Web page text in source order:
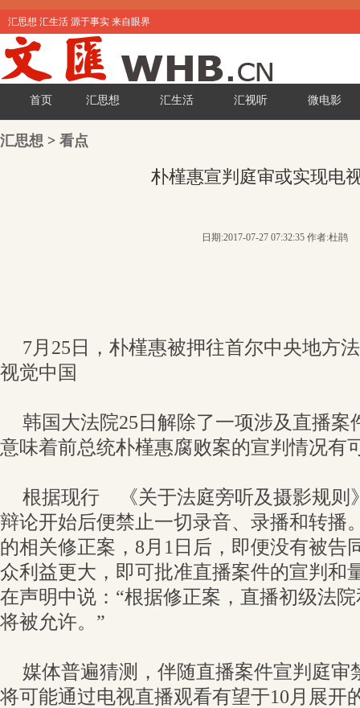
汇思想 汇生活 源于事实 来自眼界
首页 汇思想 汇生活 汇视听 微电影
汇思想 > 看点
朴槿惠宣判庭审或实现电
日期:2017-07-27 07:32:35 作者:杜鹃
7月25日，朴槿惠被押往首尔中央地方
视觉中国
韩国大法院25日解除了一项涉及直播案
意味着前总统朴槿惠腐败案的宣判情况有
根据现行 《关于法庭旁听及摄影规则
辩论开始后便禁止一切录音、录播和转播
的相关修正案，8月1日后，即便没有被告
众利益更大，即可批准直播案件的宣判和
在声明中说：“根据修正案，直播初级法
将被允许。”
媒体普遍猜测，伴随直播案件宣判庭审
将可能通过电视直播观看有望于10月展开